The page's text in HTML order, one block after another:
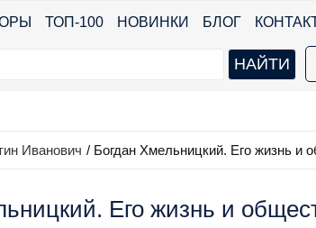
ТОП-100 НОВИНКИ БЛОГ
Иванович / Богдан Хмельницкий. Его жизнь и
Его жизнь и